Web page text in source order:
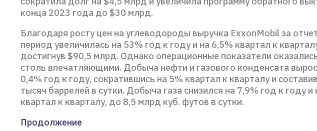
конца 2023 года до $30 млрд.
Благодаря росту цен на углеводороды выручка ExxonMobil за
период увеличилась на 53% год к году и на 6,5% квартал к
достигнув $90,5 млрд. Однако операционные показатели
столь впечатляющими. Добыча нефти и газового конденсата
0,4% год к году, сократившись на 5% квартал к кварталу и
тысяч баррелей в сутки. Добыча газа снизился на 7,9% год к году и
квартал к кварталу, до 8,5 млрд куб. футов в сутки.
Продолжение